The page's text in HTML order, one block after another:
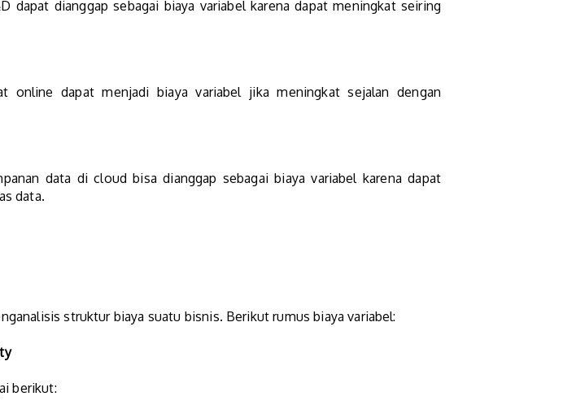
dianggap sebagai biaya variabel karena dapat meningkat seiring
online dapat menjadi biaya variabel jika meningkat sejalan dengan
data di cloud bisa dianggap sebagai biaya variabel karena dapat
data.
struktur biaya suatu bisnis. Berikut rumus biaya variabel:
berikut: